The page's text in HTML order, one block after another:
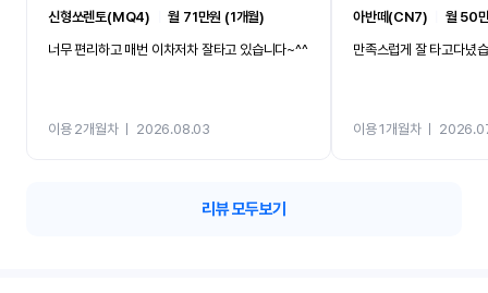
신형쏘렌토(MQ4) ㅣ월 71만원 (1개월)
너무 편리하고 매번 이차저차 잘타고 있습니다~^^
이용 2개월차ㅣ 2026.08.03
아반떼(CN7)
월 50
만족스럽게 잘 타고다녔
이용 1개월차ㅣ
리뷰 모두보기